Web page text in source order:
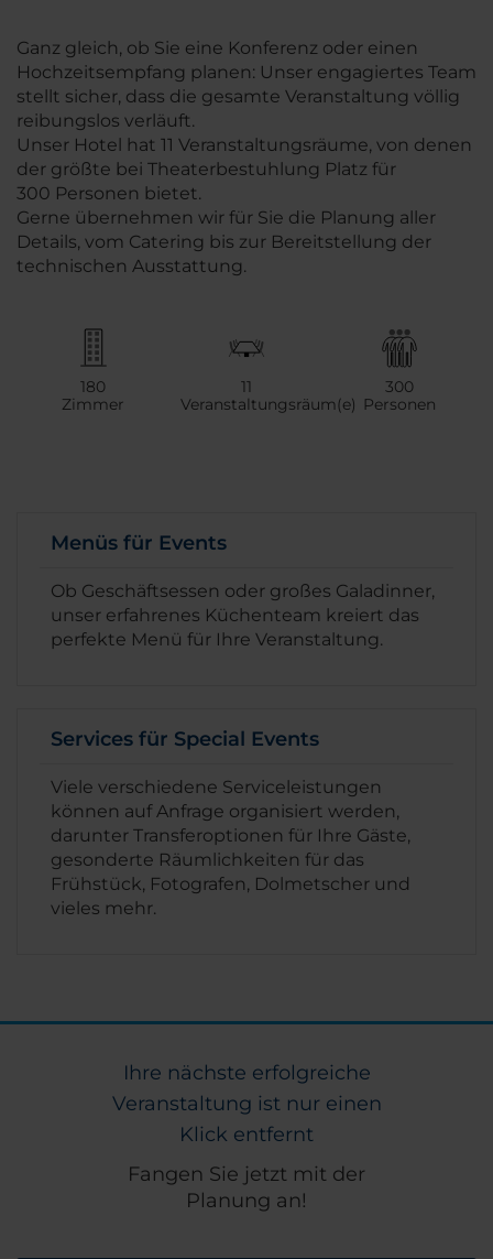
Ganz gleich, ob Sie eine Konferenz oder einen
Hochzeitsempfang planen: Unser engagiertes Team
stellt sicher, dass die gesamte Veranstaltung völlig
reibungslos verläuft.
Unser Hotel hat 11 Veranstaltungsräume, von denen
der größte bei Theaterbestuhlung Platz für
300 Personen bietet.
Gerne übernehmen wir für Sie die Planung aller
Details, vom Catering bis zur Bereitstellung der
technischen Ausstattung.
180
Zimmer
11
Veranstaltungsräum(e)
300
Personen
Menüs für Events
Ob Geschäftsessen oder großes Galadinner,
unser erfahrenes Küchenteam kreiert das
perfekte Menü für Ihre Veranstaltung.
Services für Special Events
Viele verschiedene Serviceleistungen
können auf Anfrage organisiert werden,
darunter Transferoptionen für Ihre Gäste,
gesonderte Räumlichkeiten für das
Frühstück, Fotografen, Dolmetscher und
vieles mehr.
Ihre nächste erfolgreiche
Veranstaltung ist nur einen
Klick entfernt
Fangen Sie jetzt mit der
Planung an!